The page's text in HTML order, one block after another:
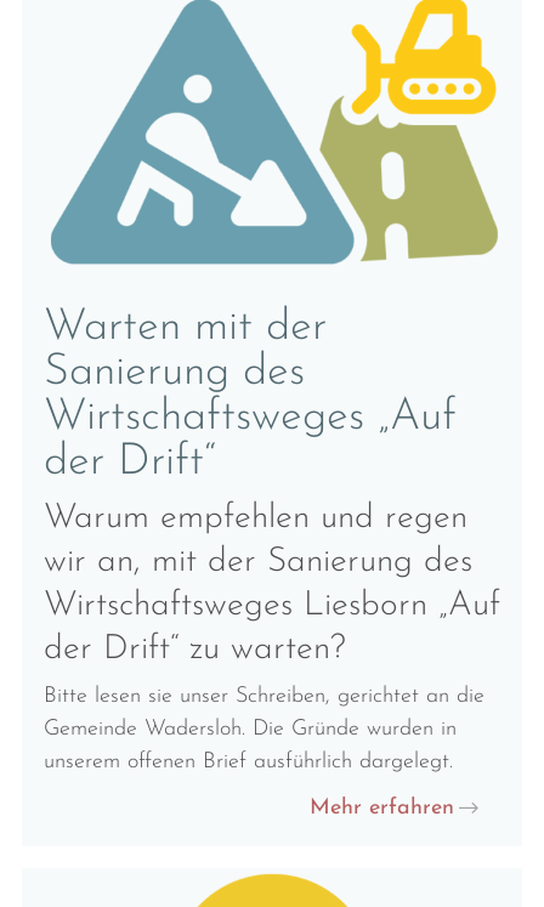
Warten mit der
Sanierung des
Wirtschaftsweges „Auf
der Drift“
Warum empfehlen und regen
wir an, mit der Sanierung des
Wirtschaftsweges Liesborn „Auf
der Drift“ zu warten?
Bitte lesen sie unser Schreiben, gerichtet an die
Gemeinde Wadersloh. Die Gründe wurden in
unserem offenen Brief ausführlich dargelegt.
Mehr erfahren